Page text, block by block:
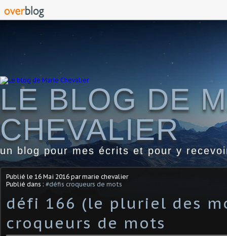
LE BLOG DE
CHEVALIER
un blog pour mes écrits et pour y
Publié le 16 Mai 2016 par marie chevalier
Publié dans : #défis croqueurs de mots
défi 166 (le pluriel des
croqueurs de mots